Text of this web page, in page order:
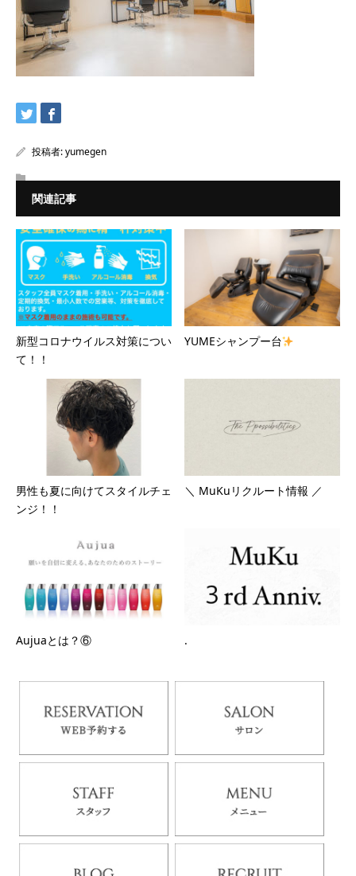
投稿者:yumegen
関連記事
新型コロナウイルス対策につい
て！！
YUMEシャンプー台
男性も夏に向けてスタイルチェ
ンジ！！
＼ MuKuリクルート情報 ／
Aujuaとは？⑥ .